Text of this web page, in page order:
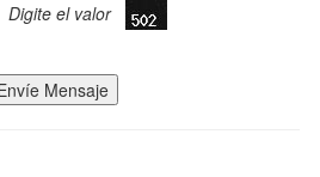
Digite el valor
Mensaje